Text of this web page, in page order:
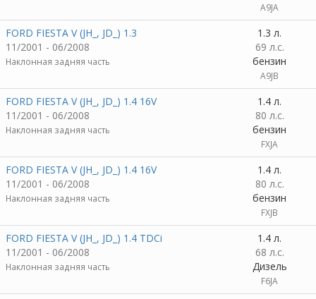
A9JA
FORD FIESTA V (JH_, JD_) 1.3
11/2001 - 06/2008
Наклонная задняя часть
1.3 л.
69 л.с.
бензин
A9JB
FORD FIESTA V (JH_, JD_) 1.4 16V
11/2001 - 06/2008
Наклонная задняя часть
1.4 л.
80 л.с.
бензин
FXJA
FORD FIESTA V (JH_, JD_) 1.4 16V
11/2001 - 06/2008
Наклонная задняя часть
1.4 л.
80 л.с.
бензин
FXJB
FORD FIESTA V (JH_, JD_) 1.4 TDCi
11/2001 - 06/2008
Наклонная задняя часть
1.4 л.
68 л.с.
Дизель
F6JA